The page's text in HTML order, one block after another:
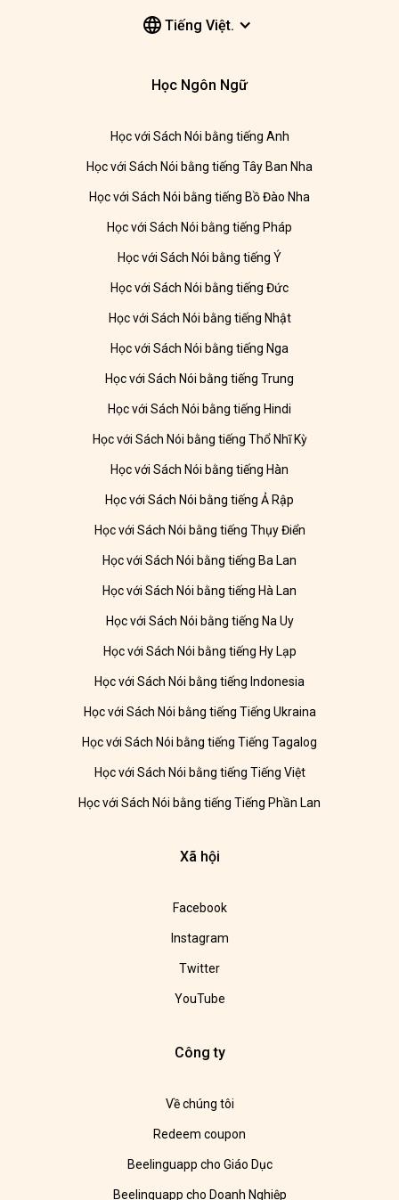
Tiếng Việt.
Học Ngôn Ngữ
Học với Sách Nói bằng tiếng Anh
Học với Sách Nói bằng tiếng Tây Ban Nha
Học với Sách Nói bằng tiếng Bồ Đào Nha
Học với Sách Nói bằng tiếng Pháp
Học với Sách Nói bằng tiếng Ý
Học với Sách Nói bằng tiếng Đức
Học với Sách Nói bằng tiếng Nhật
Học với Sách Nói bằng tiếng Nga
Học với Sách Nói bằng tiếng Trung
Học với Sách Nói bằng tiếng Hindi
Học với Sách Nói bằng tiếng Thổ Nhĩ Kỳ
Học với Sách Nói bằng tiếng Hàn
Học với Sách Nói bằng tiếng Ả Rập
Học với Sách Nói bằng tiếng Thụy Điển
Học với Sách Nói bằng tiếng Ba Lan
Học với Sách Nói bằng tiếng Hà Lan
Học với Sách Nói bằng tiếng Na Uy
Học với Sách Nói bằng tiếng Hy Lạp
Học với Sách Nói bằng tiếng Indonesia
Học với Sách Nói bằng tiếng Tiếng Ukraina
Học với Sách Nói bằng tiếng Tiếng Tagalog
Học với Sách Nói bằng tiếng Tiếng Việt
Học với Sách Nói bằng tiếng Tiếng Phần Lan
Xã hội
Facebook
Instagram
Twitter
YouTube
Công ty
Về chúng tôi
Redeem coupon
Beelinguapp cho Giáo Dục
Beelinguapp cho Doanh Nghiệp